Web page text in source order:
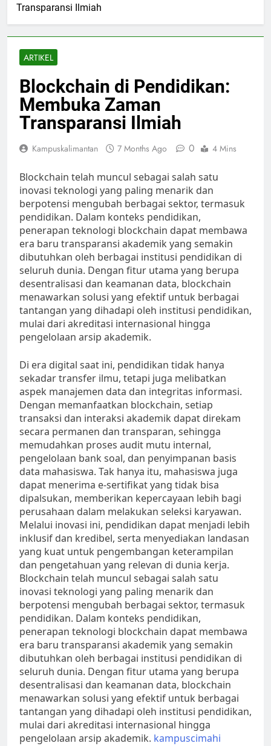
Transparansi Ilmiah
ARTIKEL
Blockchain di Pendidikan:
Membuka Zaman
Transparansi Ilmiah
Kampuskalimantan 7 Months Ago 0 4 Mins
Blockchain telah muncul sebagai salah satu
inovasi teknologi yang paling menarik dan
berpotensi mengubah berbagai sektor, termasuk
pendidikan. Dalam konteks pendidikan,
penerapan teknologi blockchain dapat membawa
era baru transparansi akademik yang semakin
dibutuhkan oleh berbagai institusi pendidikan di
seluruh dunia. Dengan fitur utama yang berupa
desentralisasi dan keamanan data, blockchain
menawarkan solusi yang efektif untuk berbagai
tantangan yang dihadapi oleh institusi pendidikan,
mulai dari akreditasi internasional hingga
pengelolaan arsip akademik.
Di era digital saat ini, pendidikan tidak hanya
sekadar transfer ilmu, tetapi juga melibatkan
aspek manajemen data dan integritas informasi.
Dengan memanfaatkan blockchain, setiap
transaksi dan interaksi akademik dapat direkam
secara permanen dan transparan, sehingga
memudahkan proses audit mutu internal,
pengelolaan bank soal, dan penyimpanan basis
data mahasiswa. Tak hanya itu, mahasiswa juga
dapat menerima e-sertifikat yang tidak bisa
dipalsukan, memberikan kepercayaan lebih bagi
perusahaan dalam melakukan seleksi karyawan.
Melalui inovasi ini, pendidikan dapat menjadi lebih
inklusif dan kredibel, serta menyediakan landasan
yang kuat untuk pengembangan keterampilan
dan pengetahuan yang relevan di dunia kerja.
Blockchain telah muncul sebagai salah satu
inovasi teknologi yang paling menarik dan
berpotensi mengubah berbagai sektor, termasuk
pendidikan. Dalam konteks pendidikan,
penerapan teknologi blockchain dapat membawa
era baru transparansi akademik yang semakin
dibutuhkan oleh berbagai institusi pendidikan di
seluruh dunia. Dengan fitur utama yang berupa
desentralisasi dan keamanan data, blockchain
menawarkan solusi yang efektif untuk berbagai
tantangan yang dihadapi oleh institusi pendidikan,
mulai dari akreditasi internasional hingga
pengelolaan arsip akademik. kampuscimahi